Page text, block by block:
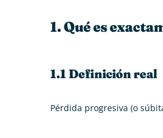
1. Qué es
1.1 Definición real
Pérdida progresiva (o